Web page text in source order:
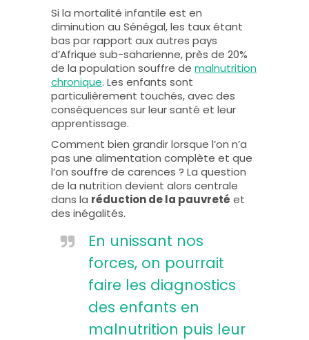
Si la mortalité infantile est en
diminution au Sénégal, les taux étant
bas par rapport aux autres pays
d’Afrique sub-saharienne, près de 20%
de la population souffre de malnutrition
chronique. Les enfants sont
particulièrement touchés, avec des
conséquences sur leur santé et leur
apprentissage.
Comment bien grandir lorsque l’on n’a
pas une alimentation complète et que
l’on souffre de carences ? La question
de la nutrition devient alors centrale
dans la réduction de la pauvreté et
des inégalités.
En unissant nos
forces, on pourrait
faire les diagnostics
des enfants en
malnutrition puis leur